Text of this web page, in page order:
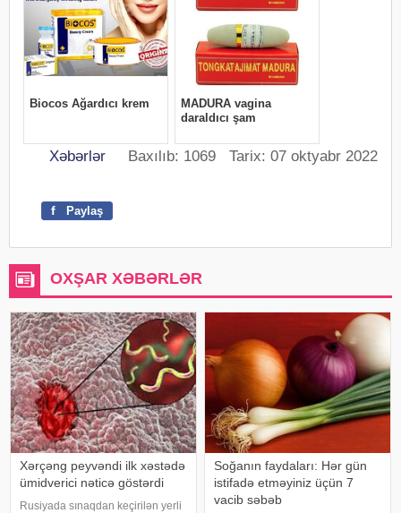
Xəbərlər Baxılıb: 1069 Tarix: 07 oktyabr 2022
f Paylaş
OXŞAR XƏBƏRLƏR
Xərçəng peyvəndi ilk xəstədə
ümidverici nəticə göstərdi
Rusiyada sınaqdan keçirilən yerli
Soğanın faydaları: Hər gün
istifadə etməyiniz üçün 7
vacib səbəb